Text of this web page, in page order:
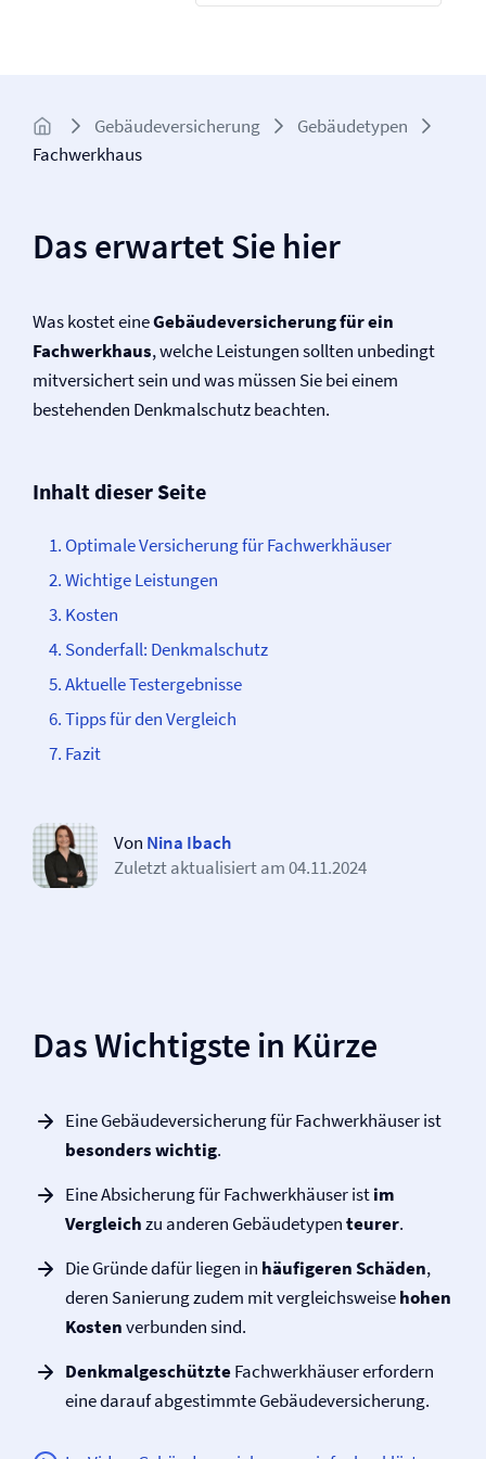
Gebäude­­versicherung
Gebäudetypen
Fachwerkhaus
Das erwartet Sie hier
Was kostet eineGebäude­versicherung für ein
Fachwerkhaus, welche Leistungen sollten unbedingt
mitversichert sein und was müssen Sie bei einem
bestehenden Denkmalschutz beachten.
Inhalt dieser Seite
Optimale Versicherung für Fachwerkhäuser
Wichtige Leistungen
Kosten
Sonderfall: Denkmalschutz
Aktuelle Testergebnisse
Tipps für den Vergleich
Fazit
Von Nina Ibach
Zuletzt aktualisiert am04.11.2024
Das Wichtigste in Kürze
Eine Gebäude­versicherung für Fachwerkhäuser ist
besonders wichtig.
Eine Absicherung für Fachwerkhäuser istim
Vergleichzu anderen Gebäudetypenteurer.
Die Gründe dafür liegen in häufigeren Schäden,
deren Sanierung zudem mit vergleichsweisehohen
Kostenverbunden sind.
DenkmalgeschützteFachwerkhäuser erfordern
eine darauf abgestimmte Gebäude­versicherung.